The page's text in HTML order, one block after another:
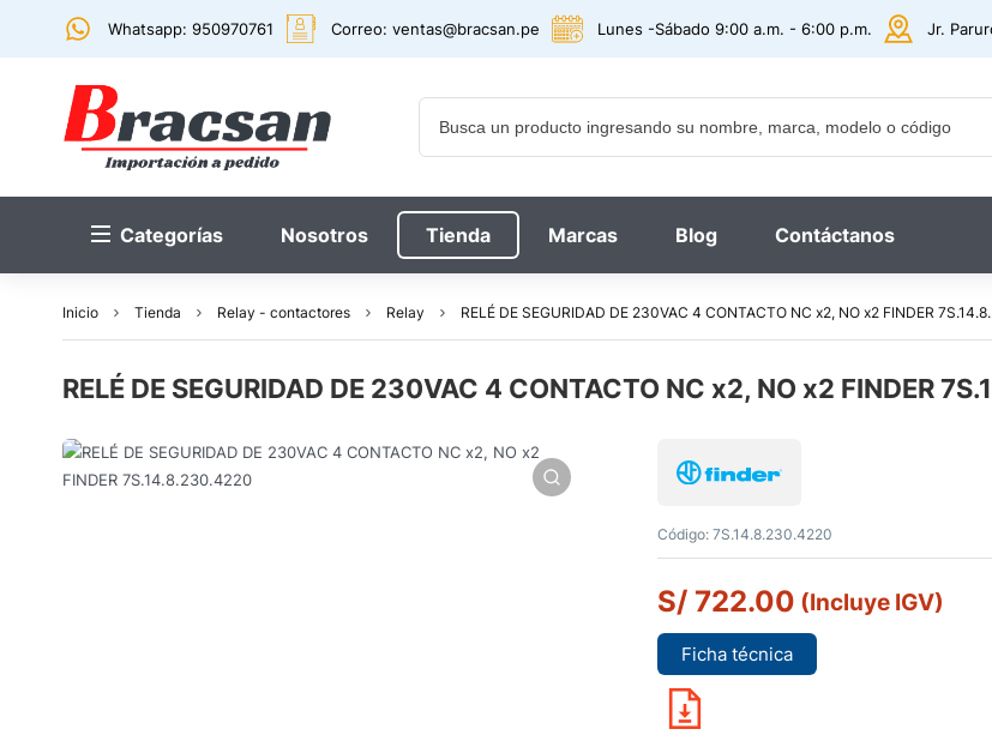
Whatsapp: 950970761 Correo: ventas@bracsan.pe Lunes -Sábado 9:00 a.m. - 6:00 p.m. Jr.
Categorías Nosotros Tienda Marcas Blog Contáctanos
Inicio Tienda Relay - contactores Relay RELÉ DE SEGURIDAD DE 230VAC 4 CONTACTO NC x2, NO x2 FINDER
RELÉ DE SEGURIDAD DE 230VAC 4 CONTACTO NC x2, NO x2 FINDER
Código: 7S.14.8.230.4220
S/ 722.00 (Incluye IGV)
Ficha técnica